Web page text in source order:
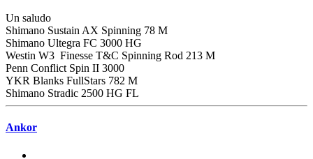
Un saludo
Shimano Sustain AX Spinning 78 M
Shimano Ultegra FC 3000 HG
Westin W3 Finesse T&C Spinning Rod 213 M
Penn Conflict Spin II 3000
YKR Blanks FullStars 782 M
Shimano Stradic 2500 HG FL
Ankor